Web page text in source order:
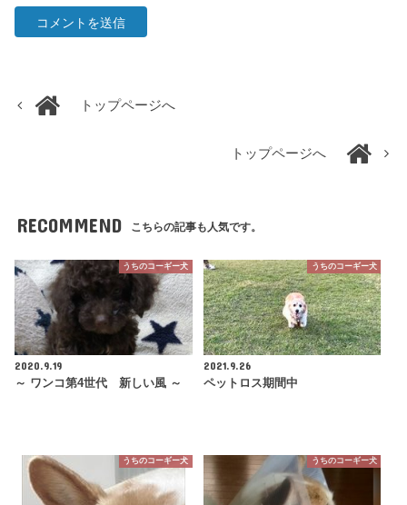
トップページへ
トップページへ
RECOMMEND こちらの記事も人気です。
うちのコーギー犬
2020.9.19
～ ワンコ第4世代 新しい風 ～
うちのコーギー犬
2021.9.26
ペットロス期間中
うちのコーギー犬 うちのコーギー犬